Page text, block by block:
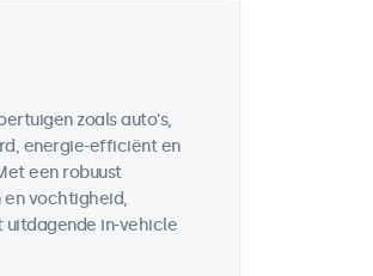
zoals auto's,
energie-efficiënt en
een robuust
en vochtigheid,
uitdagende in-vehicle